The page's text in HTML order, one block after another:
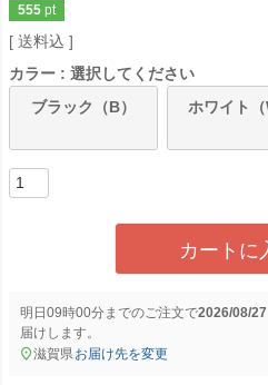
555 pt
送料込
カラー
選択してください
ブラック（B）
ホワイト（
カートに
明日09時00分までのご注文で2026/08/27
届けします。
滋賀県お届け先を変更